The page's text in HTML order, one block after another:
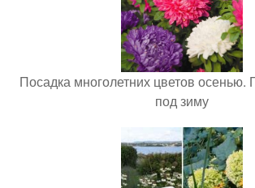
Посадка многолетних цветов осенью.
под зиму